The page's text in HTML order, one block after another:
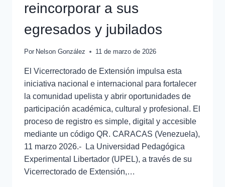
reincorporar a sus
egresados y jubilados
Por Nelson González 11 de marzo de 2026
El Vicerrectorado de Extensión impulsa esta
iniciativa nacional e internacional para fortalecer
la comunidad upelista y abrir oportunidades de
participación académica, cultural y profesional. El
proceso de registro es simple, digital y accesible
mediante un código QR. CARACAS (Venezuela),
11 marzo 2026.- La Universidad Pedagógica
Experimental Libertador (UPEL), a través de su
Vicerrectorado de Extensión,…